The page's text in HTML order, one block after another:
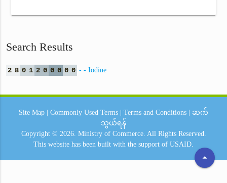
Search Results
2 8 0 1 2 0 0 0 0 0 - - Iodine
arrow_drop_up
Site Map Commonly Used Terms Terms and Conditions
ဆက်
သွယ်ရန်
Copyright © 2026. Ministry of Commerce. All Rights Reserved.
This website has been built with the support of USAID.